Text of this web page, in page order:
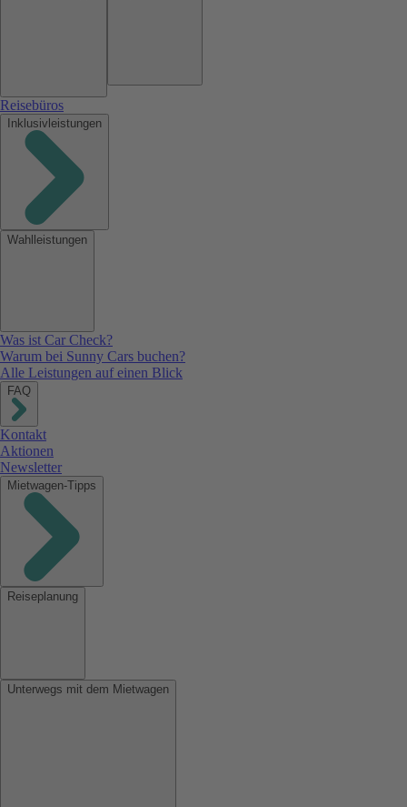
Reisebüros
Inklusivleistungen
Wahlleistungen
Was ist Car Check?
Warum bei Sunny Cars buchen?
Alle Leistungen auf einen Blick
FAQ
Kontakt
Aktionen
Newsletter
Mietwagen-Tipps
Reiseplanung
Unterwegs mit dem Mietwagen